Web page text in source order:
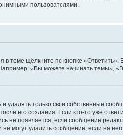
пользователями.
щёлкните по кнопке «Ответить».
«Вы можете начинать темы»,
только свои собственные
его создания. Если кто-то уже
не появляется, если сообщение
могут удалить сообщение, если на